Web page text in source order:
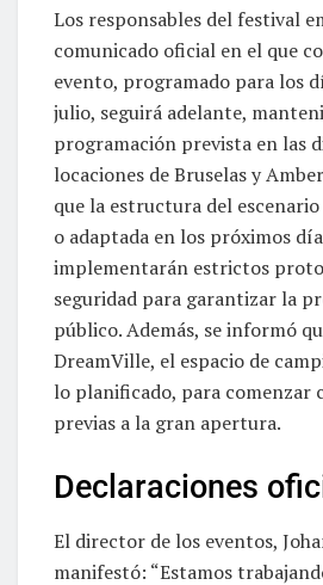
Los responsables del festival
comunicado oficial en el que
evento, programado para los
julio, seguirá adelante,
programación prevista en las
locaciones de Bruselas y
que la estructura del
o adaptada en los próximos
implementarán estrictos
seguridad para garantizar la
público. Además, se informó
DreamVille, el espacio de
lo planificado, para comenzar
previas a la gran apertura.
Declaraciones
El director de los eventos,
manifestó: “Estamos